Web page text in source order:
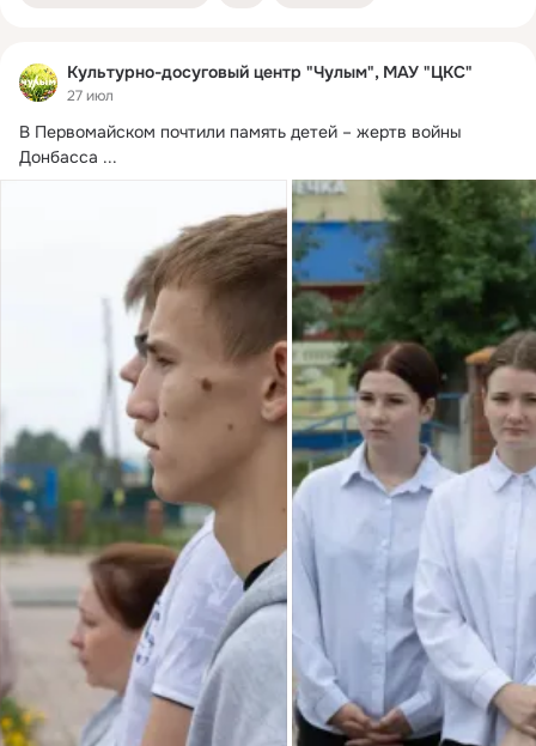
Культурно-досуговый центр "Чулым", МАУ "ЦКС"
27 июл
В Первомайском почтили память детей – жертв войны
Донбасса ...